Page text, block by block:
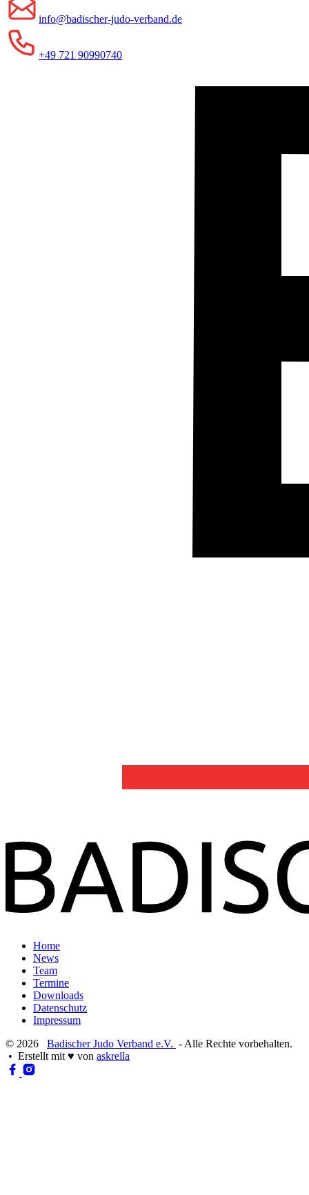
info@badischer-judo-verband.de
+49 721 90990740
Home
News
Team
Termine
Downloads
Datenschutz
Impressum
© 2026 Badischer Judo Verband e.V. - Alle Rechte vorbehalten.
• Erstellt mit♥ von askrella